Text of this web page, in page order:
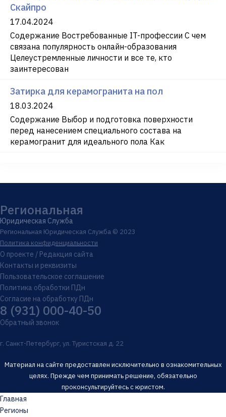
Скайпро
17.04.2024
Содержание Востребованные IT-профессии С чем
связана популярность онлайн-образования
Целеустремленные личности и все те, кто
заинтересован
Затирка для керамогранита на пол
18.03.2024
Содержание Выбор и подготовка поверхности
перед нанесением специального состава на
керамогранит для идеального пола Как
Региональная
Юридическая Служба
Региональная Юридическая Служба © 2023
Политика конфиденциальности
О проекте / Редакция сайта
Контакты и реквизиты
Пользовательское соглашение
Политика обработки ПДн
Согласие на обработку ПДн
8 (931) 000-40-50
Обратный звонок
г. Санкт-Петербург, ул. Туристская д. 22
Материал на сайте предоставлен исключительно в ознакомительных
целях. Прежде чем принимать решение, обязательно
проконсультируйтесь с юристом.
Главная
Регионы